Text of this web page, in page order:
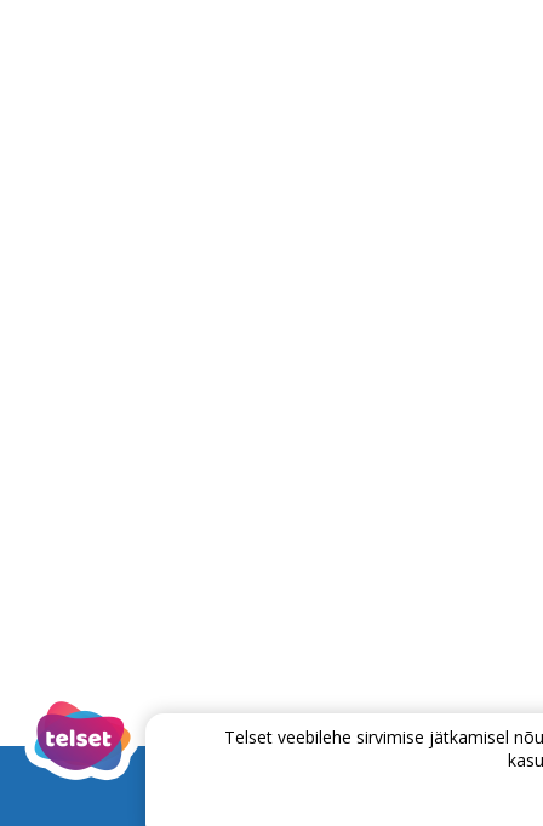
Telset veebilehe sirvimise jätkamisel